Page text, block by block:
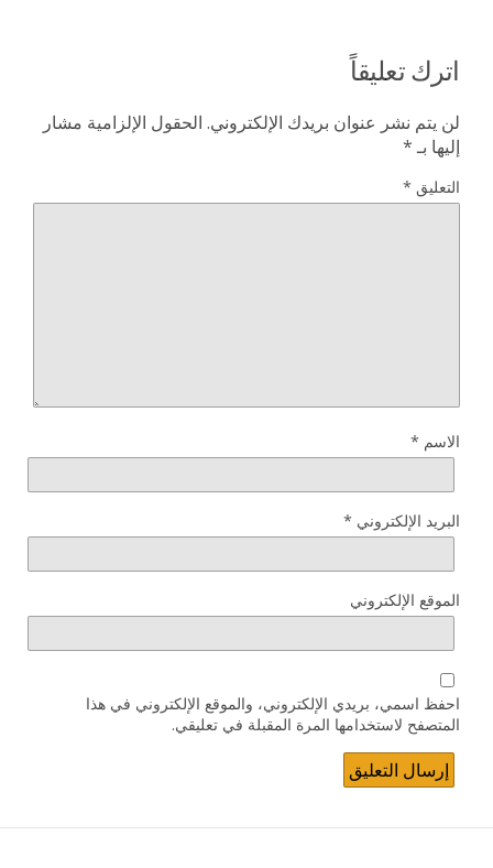
اترك تعليقاً
لن يتم نشر عنوان بريدك الإلكتروني. الحقول الإلزامية مشار
إليها بـ*
التعليق *
الاسم *
البريد الإلكتروني *
الموقع الإلكتروني
احفظ اسمي، بريدي الإلكتروني، والموقع الإلكتروني في هذا
المتصفح لاستخدامها المرة المقبلة في تعليقي.